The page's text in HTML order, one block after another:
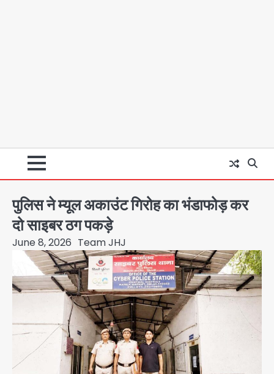
पुलिस ने म्यूल अकाउंट गिरोह का भंडाफोड़ कर
दो साइबर ठग पकड़े
June 8, 2026 Team JHJ